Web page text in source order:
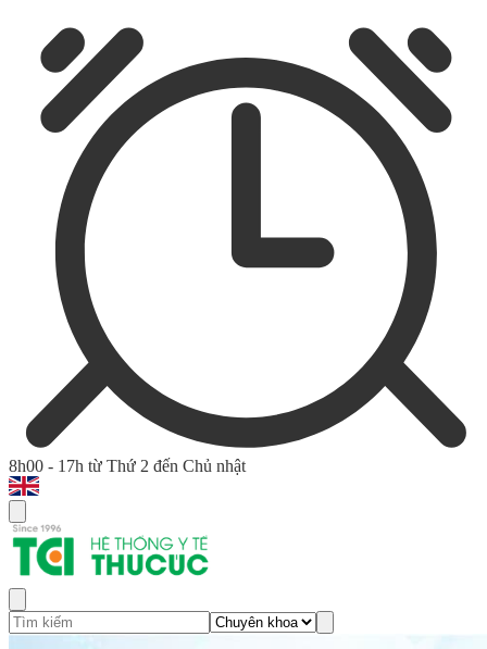
8h00 - 17h từ Thứ 2 đến Chủ nhật